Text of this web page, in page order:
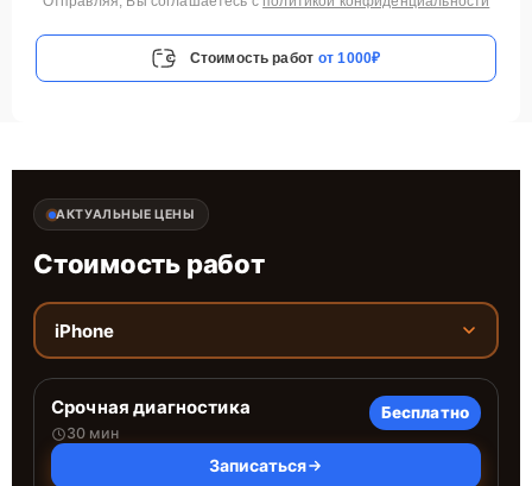
Стоимость работ от 1000₽
АКТУАЛЬНЫЕ ЦЕНЫ
Стоимость работ
iPhone
Срочная диагностика
30 мин
Бесплатно
Записаться